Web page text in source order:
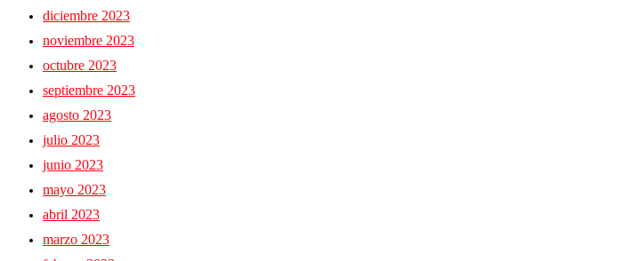
diciembre 2023
noviembre 2023
octubre 2023
septiembre 2023
agosto 2023
julio 2023
junio 2023
mayo 2023
abril 2023
marzo 2023